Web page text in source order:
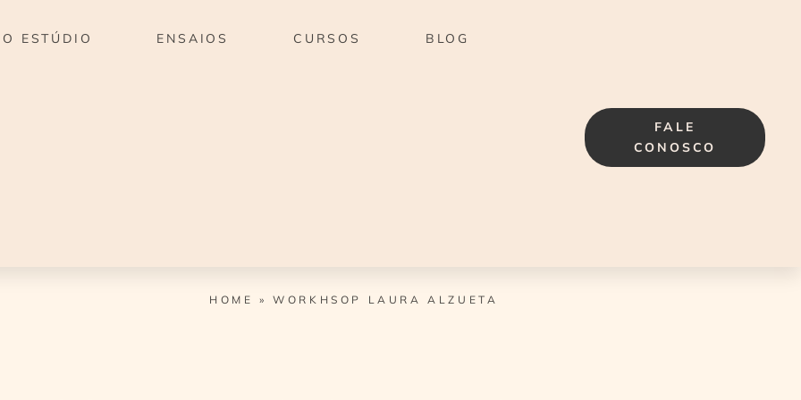
O ESTÚDIO ENSAIOS CURSOS BLOG
FALE
CONOSCO
HOME »WORKHSOP LAURA ALZUETA